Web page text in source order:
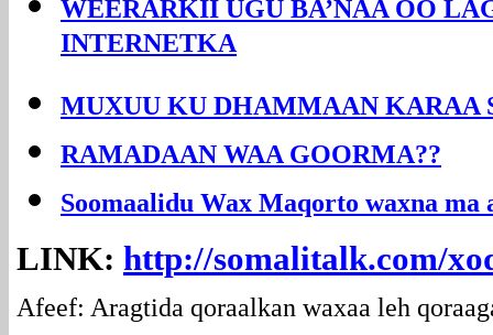
WEERARKII UGU BA’NAA OO
INTERNETKA
MUXUU KU DHAMMAAN KARAA
RAMADAAN WAA GOORMA??
Soomaalidu Wax Maqorto waxna ma
LINK: http://somalitalk.com/
Afeef: Aragtida qoraalkan waxaa leh